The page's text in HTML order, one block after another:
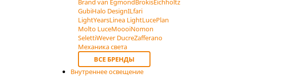
Brand van EgmondBrokisEichholtz
GubiHalo DesignILfari
LightYearsLinea LightLucePlan
Molto LuceMoooiNomon
SelettiWever DucreZafferano
Механика света
ВСЕ БРЕНДЫ
Внутреннее освещение